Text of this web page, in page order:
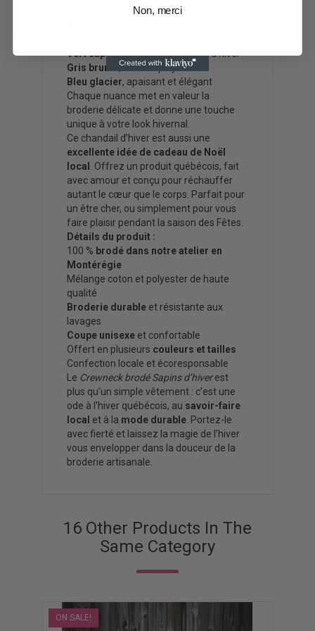
de la nature québécoise :
Vert sapin, rappelant nos forêts d’hiver
Gris brume , doux et polyvalent
Bleu glacier, apaisant et élégant
Chaque nuance met en valeur la
broderie délicate et donne une touche
unique à votre look hivernal.
Ce chandail d’hiver est aussi une
excellente idée de cadeau de Noël
local
. Offrez un produit québécois, fait
avec amour et conçu pour réchauffer
autant le cœur que le corps. Parfait pour
un être cher, ou simplement pour vous
faire plaisir pendant la saison des Fêtes.
Détails du produit :
100 % brodé dans notre atelier en
Montérégie
Mélange coton et polyester de haute
qualité
Broderie durable et résistante aux
lavages
Coupe unisexe et confortable
Offert en plusieurs couleurs et tailles
Confection locale et écoresponsable
Le Crewneck brodé Sapins d’hiverest
plus qu’un simple vêtement : c’est une
ode à l’hiver québécois, au savoir-faire
local et à la mode durable . Portez-le
avec fierté et laissez la magie de l’hiver
vous envelopper dans la douceur de la
broderie artisanale.
16 Other Products In The
Same Category
ON SALE!
Non, merci